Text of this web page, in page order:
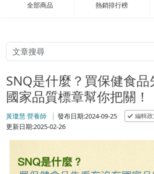
全部商品 熱銷排行榜
SNQ是什麼？買保健食
國家品質標章幫你把關！
黃瓊慧 營養師 發布日期:2024-09-25 編輯
更新日期:2025-02-26